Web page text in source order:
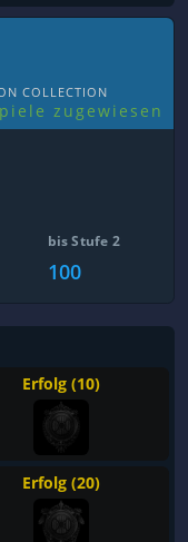
COLLECTION
zugewiesen
bis Stufe 2
100
Erfolg (10)
Erfolg (20)